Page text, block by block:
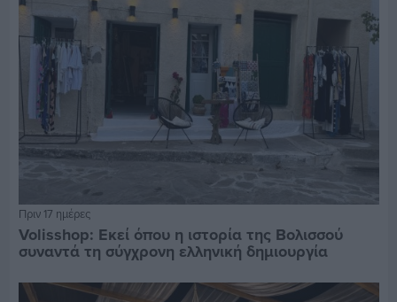
Πριν 17 ημέρες
Volisshop: Εκεί όπου η ιστορία της Βολισσού
συναντά τη σύγχρονη ελληνική δημιουργία